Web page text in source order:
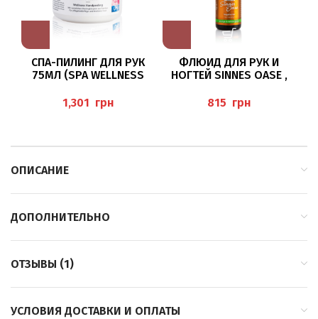
СПА-ПИЛИНГ ДЛЯ РУК
75МЛ (SPA WELLNESS
грн
ФЛЮИД ДЛЯ РУК И
НОГТЕЙ SINNES OASE ,
грн
ОПИСАНИЕ
ДОПОЛНИТЕЛЬНО
ОТЗЫВЫ (1)
УСЛОВИЯ ДОСТАВКИ И ОПЛАТЫ